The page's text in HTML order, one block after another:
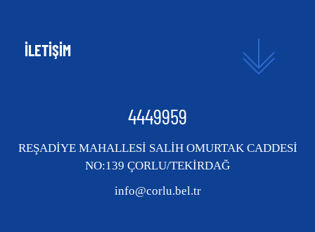
İLETİŞİM
4449959
REŞADİYE MAHALLESİ SALİH OMURTAK CADDESİ
NO:139 ÇORLU/TEKİRDAĞ
info@corlu.bel.tr